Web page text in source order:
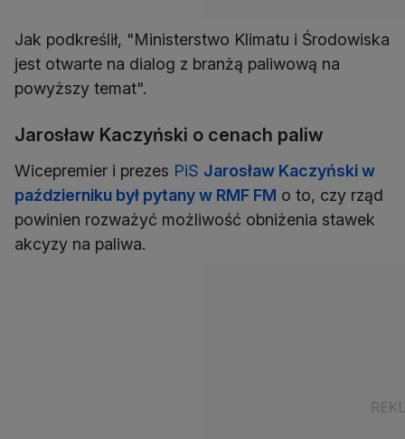
Jak podkreślił, "Ministerstwo Klimatu i Środowiska
jest otwarte na dialog z branżą paliwową na
powyższy temat".
Jarosław Kaczyński o cenach paliw
Wicepremier i prezes PiS Jarosław Kaczyński w
październiku był pytany w RMF FM o to, czy rząd
powinien rozważyć możliwość obniżenia stawek
akcyzy na paliwa.